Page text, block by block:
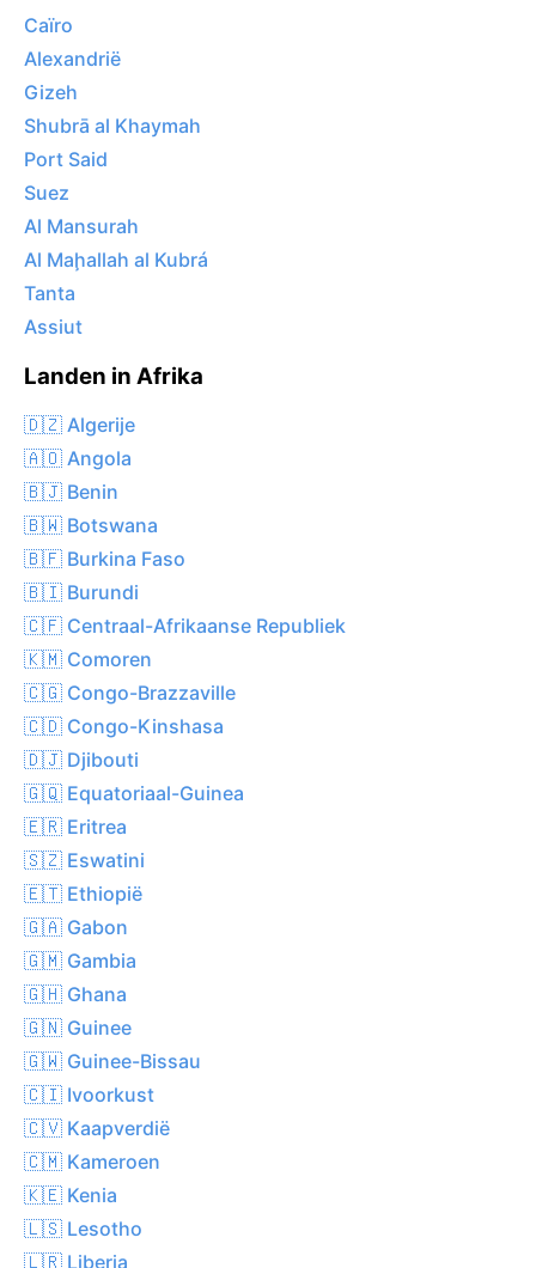
Caïro
Alexandrië
Gizeh
Shubrā al Khaymah
Port Said
Suez
Al Mansurah
Al Maḩallah al Kubrá
Tanta
Assiut
Landen in Afrika
🇩🇿 Algerije
🇦🇴 Angola
🇧🇯 Benin
🇧🇼 Botswana
🇧🇫 Burkina Faso
🇧🇮 Burundi
🇨🇫 Centraal-Afrikaanse Republiek
🇰🇲 Comoren
🇨🇬 Congo-Brazzaville
🇨🇩 Congo-Kinshasa
🇩🇯 Djibouti
🇬🇶 Equatoriaal-Guinea
🇪🇷 Eritrea
🇸🇿 Eswatini
🇪🇹 Ethiopië
🇬🇦 Gabon
🇬🇲 Gambia
🇬🇭 Ghana
🇬🇳 Guinee
🇬🇼 Guinee-Bissau
🇨🇮 Ivoorkust
🇨🇻 Kaapverdië
🇨🇲 Kameroen
🇰🇪 Kenia
🇱🇸 Lesotho
🇱🇷 Liberia